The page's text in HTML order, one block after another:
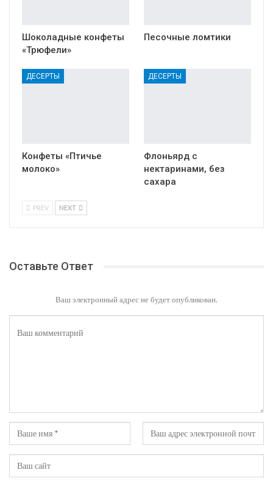
Шоколадные конфеты
«Трюфели»
Песочные ломтики
ДЕСЕРТЫ
Конфеты «Птичье
молоко»
ДЕСЕРТЫ
Флоньярд с
нектаринами, без
сахара
PREV NEXT
Оставьте Ответ
Ваш электронный адрес не будет опубликован.